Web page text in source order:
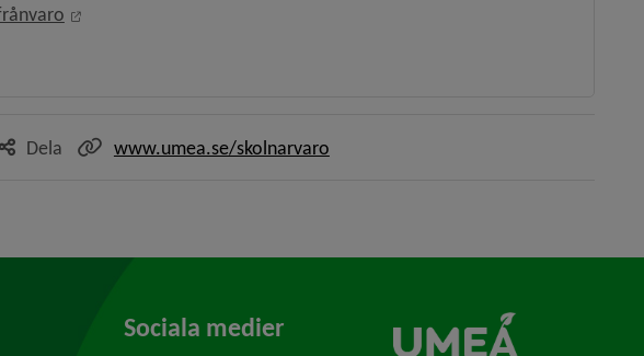
Länk till annan webbplats, öppnas i nytt fönster.
till annan webbplats, öppnas i nytt fönster.
Dela www.umea.se/skolnarvaro
Sociala medier